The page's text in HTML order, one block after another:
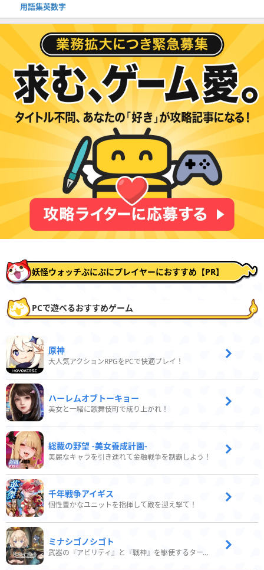
用語集英数字
妖怪ウォッチぷにぷにプレイヤーにおすすめ【PR】
PCで遊べるおすすめゲーム
原神
大人気アクションRPGをPCで快適プレイ！
ハーレムオブトーキョー
美女と一緒に歌舞伎町で成り上がれ！
総裁の野望 -美女養成計画-
美麗なキャラを引き連れて金融戦争を制覇しよう！
千年戦争アイギス
個性豊かなユニットを指揮して敵を迎え撃て！
ミナシゴノシゴト
武器の『アビリティ』と『戦神』を駆使するターン制コマンドバトルRPG！